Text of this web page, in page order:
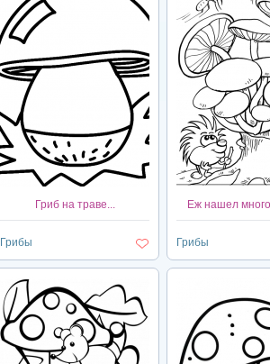
Гриб на траве...
Грибы
Еж нашел
Грибы